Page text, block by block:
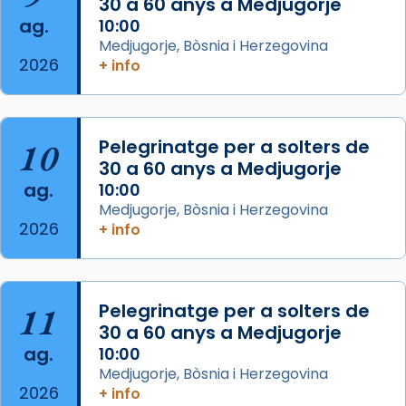
comitè organitzador de la visita apostòlica
del Sant Pare Lleó XIV a Barcelona, i als
col·laboradors, a la Catedral de Barcelona.
Mons. David Abadías.
📸 Dr. G. Simón
Photo
2 weeks ago
Memòria de les santes Juliana i
Semproniana, verges i màrtirs.
Acompanyant la història de sant Cugat, a
ag.
2026
10:00
Medjugorje, Bòsnia i Herzegovina
+ info
10
ag.
2026
Pelegrinatge per a solters de
30 a 60 anys a Medjugorje
10:00
Medjugorje, Bòsnia i Herzegovina
+ info
11
ag.
2026
Pelegrinatge per a solters de
30 a 60 anys a Medjugorje
10:00
Medjugorje, Bòsnia i Herzegovina
+ info